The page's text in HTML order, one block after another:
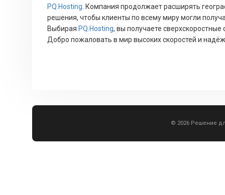
PQ.Hosting . Компания продолжает расширять
решения, чтобы клиенты по всему миру могли
Выбирая PQ.Hosting, вы получаете
Добро пожаловать в мир высоких скоростей и
© 2026 Решение